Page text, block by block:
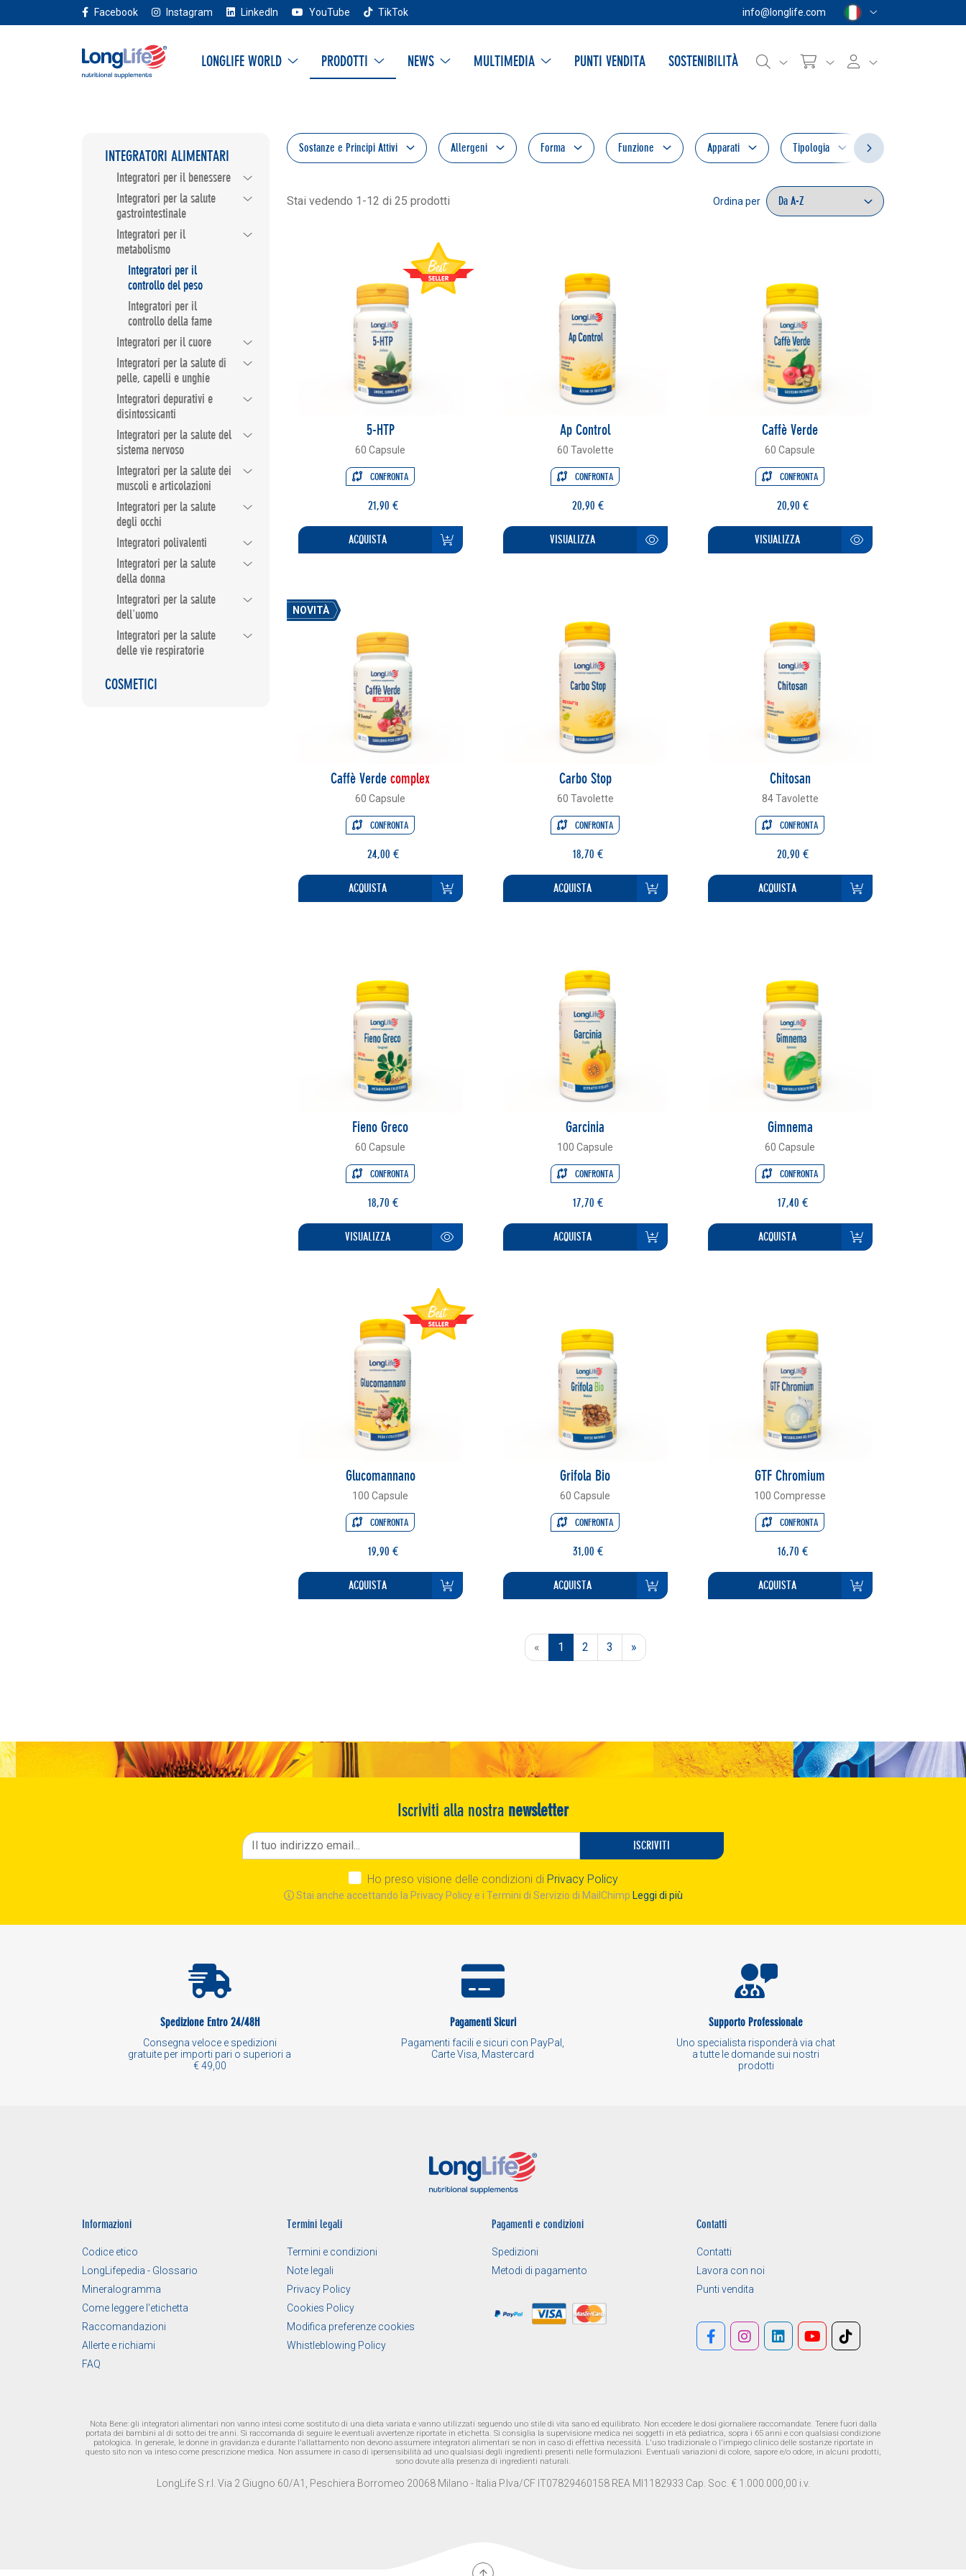
Facebook Instagram LinkedIn YouTube TikTok info@longlife.com
LONGLIFE WORLD PRODOTTI NEWS MULTIMEDIA PUNTI VENDITA SOSTENIBILITÀ
INTEGRATORI ALIMENTARI
Integratori per il benessere
Integratori per la salute
gastrointestinale
Integratori per il
metabolismo
Integratori per il
controllo del peso
Integratori per il
controllo della fame
Integratori per il cuore
Integratori per la salute di
pelle, capelli e unghie
Integratori depurativi e
disintossicanti
Integratori per la salute del
sistema nervoso
Integratori per la salute dei
muscoli e articolazioni
Integratori per la salute
degli occhi
Integratori polivalenti
Integratori per la salute
della donna
Integratori per la salute
dell'uomo
Integratori per la salute
delle vie respiratorie
COSMETICI
Sostanze e Principi Attivi Allergeni Forma Funzione Apparati Tipologia
Stai vedendo 1-12 di 25 prodotti Ordina per
5-HTP
60 Capsule
CONFRONTA
21,90 €
ACQUISTA
Ap Control
60 Tavolette
CONFRONTA
20,90 €
VISUALIZZA
Caffè Verde
60 Capsule
CONFRONTA
20,90 €
VISUALIZZA
NOVITÀ
Caffè Verdecomplex
60 Capsule
CONFRONTA
24,00 €
ACQUISTA
Carbo Stop
60 Tavolette
CONFRONTA
18,70 €
ACQUISTA
Chitosan
84 Tavolette
CONFRONTA
20,90 €
ACQUISTA
Fieno Greco
60 Capsule
CONFRONTA
18,70 €
VISUALIZZA
Garcinia
100 Capsule
CONFRONTA
17,70 €
ACQUISTA
Gimnema
60 Capsule
CONFRONTA
17,40 €
ACQUISTA
Glucomannano
100 Capsule
CONFRONTA
19,90 €
ACQUISTA
Grifola Bio
60 Capsule
CONFRONTA
31,00 €
ACQUISTA
GTF Chromium
100 Compresse
CONFRONTA
16,70 €
ACQUISTA
« Previous
1 2 3 »
Iscriviti alla nostra newsletter
ISCRIVITI
Ho preso visione delle condizioni di Privacy Policy
Stai anche accettando la Privacy Policy e i Termini di Servizio di MailChimp Leggi di più
Spedizione Entro 24/48H
Consegna veloce e spedizioni
gratuite per importi pari o superiori a
€ 49,00
Pagamenti Sicuri
Pagamenti facili e sicuri con PayPal,
Carte Visa, Mastercard
Supporto Professionale
Uno specialista risponderà via chat
a tutte le domande sui nostri
prodotti
Informazioni
Codice etico
LongLifepedia - Glossario
Mineralogramma
Come leggere l'etichetta
Raccomandazioni
Allerte e richiami
FAQ
Termini legali
Termini e condizioni
Note legali
Privacy Policy
Cookies Policy
Modifica preferenze cookies
Whistleblowing Policy
Pagamenti e condizioni
Spedizioni
Metodi di pagamento
Contatti
Contatti
Lavora con noi
Punti vendita
Nota Bene: gli integratori alimentari non vanno intesi come sostituto di una dieta variata e vanno utilizzati seguendo uno stile di vita sano ed equilibrato. Non eccedere le dosi giornaliere raccomandate. Tenere fuori dalla
portata dei bambini al di sotto dei tre anni. Si raccomanda di seguire le eventuali avvertenze riportate in etichetta. Si consiglia la supervisione medica nei soggetti in età pediatrica, sopra i 65 anni e con qualsiasi condizione
patologica. In generale, le donne in gravidanza e durante l'allattamento non devono assumere integratori alimentari se non in caso di effettiva necessità. L'uso tradizionale o l'impiego clinico delle sostanze riportate in
questo sito non va inteso come prescrizione medica. Non assumere in caso di ipersensibilità ad uno qualsiasi degli ingredienti presenti nelle formulazioni. Eventuali variazioni di colore, sapore e/o odore, in alcuni prodotti,
sono dovute alla presenza di ingredienti naturali.
LongLife S.r.l. Via 2 Giugno 60/A1, Peschiera Borromeo 20068 Milano - Italia P.Iva/CF IT07829460158 REA MI1182933 Cap. Soc. € 1.000.000,00 i.v.